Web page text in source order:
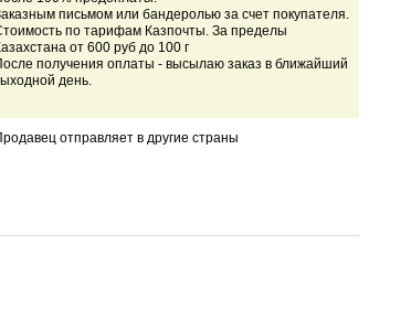
письмом или бандеролью за счет покупателя.
по тарифам Казпочты. За пределы
от 600 руб до 100 г
получения оплаты - высылаю заказ в ближайший
день.
отправляет в другие страны